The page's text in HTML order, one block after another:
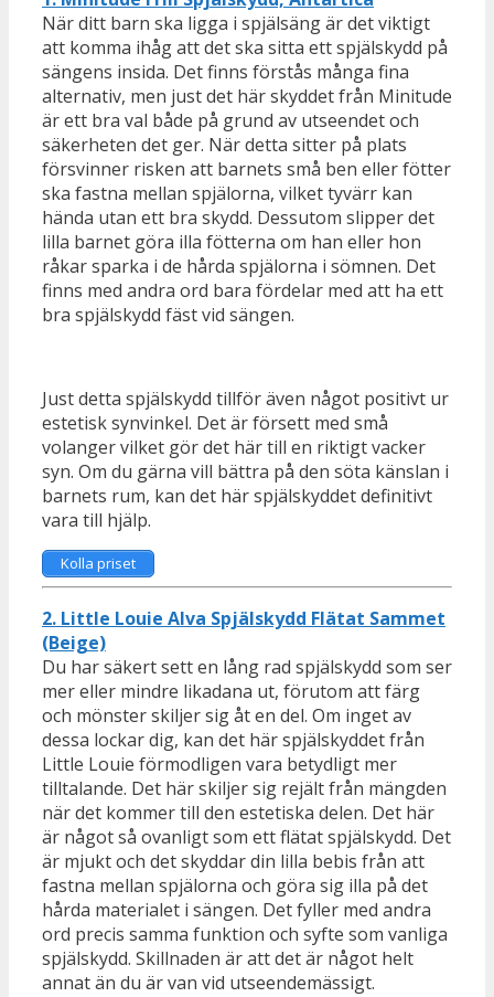
När ditt barn ska ligga i spjälsäng är det viktigt
att komma ihåg att det ska sitta ett spjälskydd på
sängens insida. Det finns förstås många fina
alternativ, men just det här skyddet från Minitude
är ett bra val både på grund av utseendet och
säkerheten det ger. När detta sitter på plats
försvinner risken att barnets små ben eller fötter
ska fastna mellan spjälorna, vilket tyvärr kan
hända utan ett bra skydd. Dessutom slipper det
lilla barnet göra illa fötterna om han eller hon
råkar sparka i de hårda spjälorna i sömnen. Det
finns med andra ord bara fördelar med att ha ett
bra spjälskydd fäst vid sängen.
Just detta spjälskydd tillför även något positivt ur
estetisk synvinkel. Det är försett med små
volanger vilket gör det här till en riktigt vacker
syn. Om du gärna vill bättra på den söta känslan i
barnets rum, kan det här spjälskyddet definitivt
vara till hjälp.
Kolla priset
2. Little Louie Alva Spjälskydd Flätat Sammet
(Beige)
Du har säkert sett en lång rad spjälskydd som ser
mer eller mindre likadana ut, förutom att färg
och mönster skiljer sig åt en del. Om inget av
dessa lockar dig, kan det här spjälskyddet från
Little Louie förmodligen vara betydligt mer
tilltalande. Det här skiljer sig rejält från mängden
när det kommer till den estetiska delen. Det här
är något så ovanligt som ett flätat spjälskydd. Det
är mjukt och det skyddar din lilla bebis från att
fastna mellan spjälorna och göra sig illa på det
hårda materialet i sängen. Det fyller med andra
ord precis samma funktion och syfte som vanliga
spjälskydd. Skillnaden är att det är något helt
annat än du är van vid utseendemässigt.